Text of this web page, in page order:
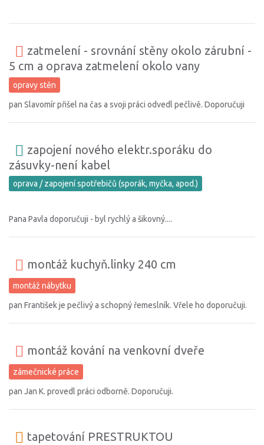
zatmelení - srovnání stěny okolo zárubní -
5 cm a oprava zatmelení okolo vany
opravy stěn
pan Slavomír přišel na čas a svoji práci odvedl pečlivě. Doporučuji
zapojení nového elektr.sporáku do
zásuvky-není kabel
oprava / zapojení spotřebičů (sporák, myčka, apod.)
Pana Pavla doporučuji - byl rychlý a šikovný....
montáž kuchyň.linky 240 cm
montáž nábytku
pan František je pečlivý a schopný řemeslník. Vřele ho doporučuji.
montáž kování na venkovní dveře
zámečnické práce
pan Jan K. provedl práci odborně. Doporučuji.
tapetování PRESTRUKTOU